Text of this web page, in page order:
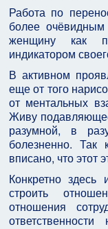
Работа по
более
женщину как
индикатором
В активном
еще от того
от ментальных
Живу
разумной, в
болезненно. Так
вписано, что этот
Конкретно
строить
отношения